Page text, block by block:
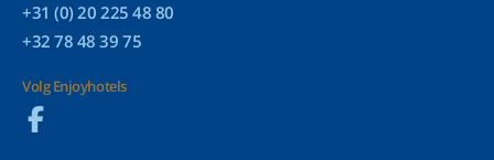
+31 (0) 20 225 48 80
+32 78 48 39 75
Volg Enjoyhotels